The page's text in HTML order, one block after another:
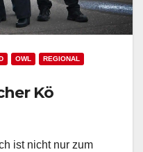
OWL REGIONAL
Kö
ist nicht nur zum